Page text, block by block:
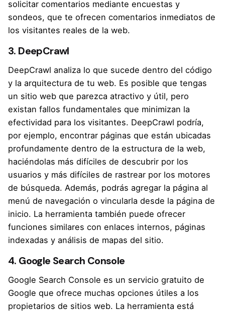
solicitar comentarios mediante encuestas y
sondeos, que te ofrecen comentarios inmediatos de
los visitantes reales de la web.
3. DeepCrawl
DeepCrawl analiza lo que sucede dentro del código
y la arquitectura de tu web. Es posible que tengas
un sitio web que parezca atractivo y útil, pero
existan fallos fundamentales que minimizan la
efectividad para los visitantes. DeepCrawl podría,
por ejemplo, encontrar páginas que están ubicadas
profundamente dentro de la estructura de la web,
haciéndolas más difíciles de descubrir por los
usuarios y más difíciles de rastrear por los motores
de búsqueda. Además, podrás agregar la página al
menú de navegación o vincularla desde la página de
inicio. La herramienta también puede ofrecer
funciones similares con enlaces internos, páginas
indexadas y análisis de mapas del sitio.
4. Google Search Console
Google Search Console es un servicio gratuito de
Google que ofrece muchas opciones útiles a los
propietarios de sitios web. La herramienta está